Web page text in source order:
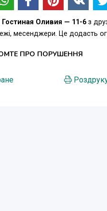
Гостиная Оливия — 11-6 з
месенджери. Це додасть
ПРО ПОРУШЕННЯ